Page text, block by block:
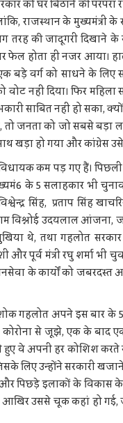
को घर बिठाने की परंपरा
राजस्थान के
की जादूगरी दिखाने के
फेल होता ही नजर आया।
बड़े वर्ग को साधने के लिए
वोट नहीं दिया। फिर
साबित नहीं हो
जनता को जो सबसे बड़ा
खड़ा हो गया और कांग्रेस
कम पड़ गए हैं।
के 5 सलाहकार भी
सिंह, प्रताप सिंह
विश्नोई उदयलाल
थे, तथा गहलोत
और पूर्व मंत्री रघु शर्मा भी
के कार्यों को जबरदस्त
गहलोत अपने इस बार
से जूझे, एक के
वे अपनी हर कोशिश
लिए उन्होंने सरकारी
पिछड़े इलाकों के विकास के
उससे चूक कहां हो